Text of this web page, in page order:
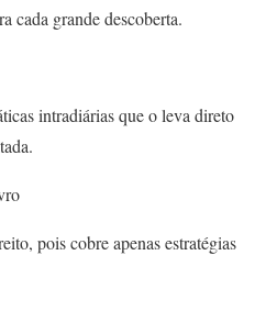
cada grande descoberta.
intradiárias que o leva direto
pois cobre apenas estratégias